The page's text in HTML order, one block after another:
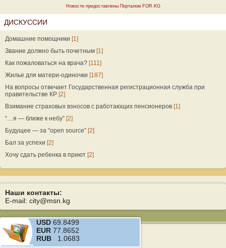
Новости предоставлены Порталом FOR.KG
ДИСКУССИИ
Домашние помощники [1]
Звание должно быть почетным [1]
Как пожаловаться на врача? [111]
Жилье для матери-одиночки [187]
На вопросы отвечает Государственная регистрационная служба при
правительстве КР [2]
Взимание страховых взносов с работающих пенсионеров [1]
“…я — ближе к небу” [2]
Будущее — за “open source” [2]
Бал за успехи [2]
Хочу сдать ребенка в приют [2]
Наши контакты:
E-mail: city@msn.kg
USD 69.8499
EUR 77.8652
RUB 1.0683